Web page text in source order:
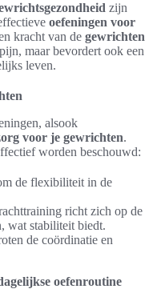
zijn
oefeningen voor
kracht van de gewrichten
maar bevordert ook een
leven.
alsook
voor je gewrichten.
worden beschouwd:
de flexibiliteit in de
richt zich op de
wat stabiliteit biedt.
de coördinatie en
oefenroutine